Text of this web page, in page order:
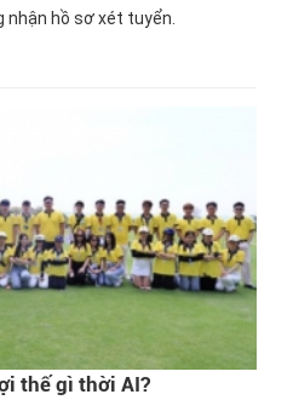
hồ sơ xét tuyển.
thế gì thời AI?